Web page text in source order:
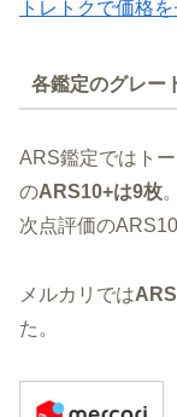
トレトクで価格
各鑑定のグレー
ARS鑑定ではト
のARS10+は9枚
次点評価の
メルカリでは
た。